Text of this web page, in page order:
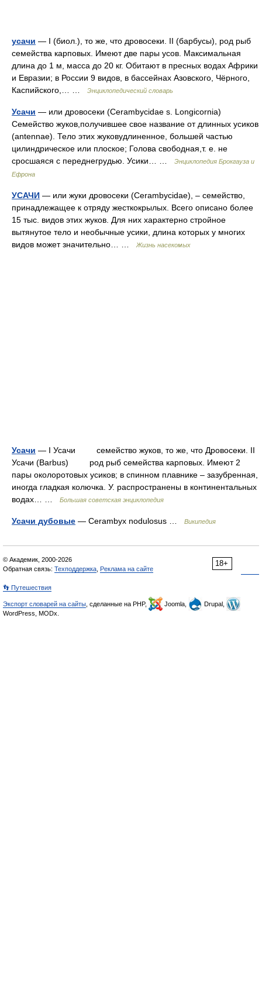
усачи — I (биол.), то же, что дровосеки. II (барбусы), род рыб
семейства карповых. Имеют две пары усов. Максимальная
длина до 1 м, масса до 20 кг. Обитают в пресных водах Африки
и Евразии; в России 9 видов, в бассейнах Азовского, Чёрного,
Каспийского,… …
Энциклопедический словарь
Усачи — или дровосеки (Cerambycidae s. Longicornia)
Семейство жуков,получившее свое название от длинных усиков
(antennae). Тело этих жуковудлиненное, большей частью
цилиндрическое или плоское; Голова свободная,т. е. не
сросшаяся с переднегрудью. Усики… …
Энциклопедия Брокгауза и
Ефрона
УСАЧИ — или жуки дровосеки (Cerambycidae), – семейство,
принадлежащее к отряду жесткокрылых. Всего описано более
15 тыс. видов этих жуков. Для них характерно стройное
вытянутое тело и необычные усики, длина которых у многих
видов может значительно… …
Жизнь насекомых
Усачи — I Усачи семейство жуков, то же, что Дровосеки. II
Усачи (Barbus) род рыб семейства карповых. Имеют 2
пары околоротовых усиков; в спинном плавнике – зазубренная,
иногда гладкая колючка. У. распространены в континентальных
водах… …
Большая советская энциклопедия
Усачи дубовые — Cerambyx nodulosus … Википедия
18+
© Академик, 2000-2026
Обратная связь: Техподдержка Реклама на сайте
👣 Путешествия
Экспорт словарей на сайты , сделанные на PHP, Joomla,
Drupal,
WordPress, MODx.